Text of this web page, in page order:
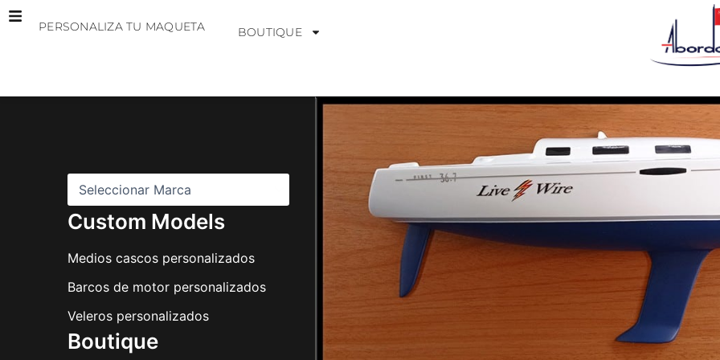
PERSONALIZA TU MAQUETA BOUTIQUE
Custom Models
Medios cascos personalizados
Barcos de motor personalizados
Veleros personalizados
Boutique